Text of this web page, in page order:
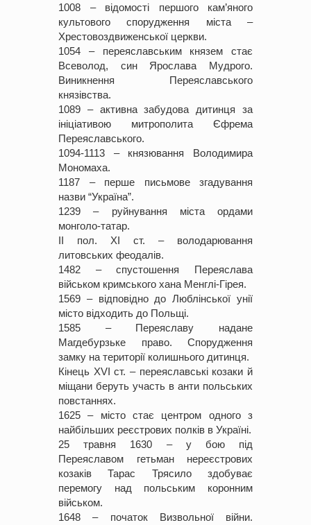
1008 – відомості першого кам’яного
культового спорудження міста –
Хрестовоздвиженської церкви.
1054 – переяславським князем стає
Всеволод, син Ярослава Мудрого.
Виникнення Переяславського
князівства.
1089 – активна забудова дитинця за
ініціативою митрополита Єфрема
Переяславського.
1094-1113 – князювання Володимира
Мономаха.
1187 – перше письмове згадування
назви “Україна”.
1239 – руйнування міста ордами
монголо-татар.
ІІ пол. XІ ст. – володарювання
литовських феодалів.
1482 – спустошення Переяслава
військом кримського хана Менглі-Гірея.
1569 – відповідно до Люблінської унії
місто відходить до Польщі.
1585 – Переяславу надане
Магдебурзьке право. Спорудження
замку на території колишнього дитинця.
Кінець XVІ ст. – переяславські козаки й
міщани беруть участь в анти польських
повстаннях.
1625 – місто стає центром одного з
найбільших реєстрових полків в Україні.
25 травня 1630 – у бою під
Переяславом гетьман нереєстрових
козаків Тарас Трясило здобуває
перемогу над польським коронним
військом.
1648 – початок Визвольної війни.